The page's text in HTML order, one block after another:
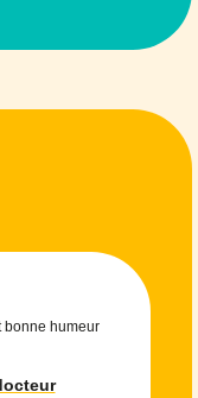
bonne humeur